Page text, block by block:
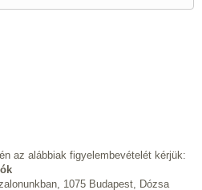
az alábbiak figyelembevételét kérjük:
1075 Budapest, Dózsa